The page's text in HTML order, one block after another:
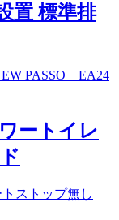
置 標準排
ートイレ